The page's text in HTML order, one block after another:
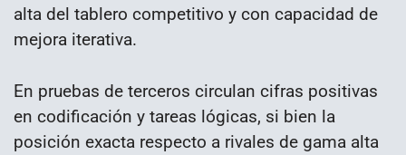
alta del tablero competitivo y con capacidad de
mejora iterativa.
En pruebas de terceros circulan cifras positivas
en codificación y tareas lógicas, si bien la
posición exacta respecto a rivales de gama alta